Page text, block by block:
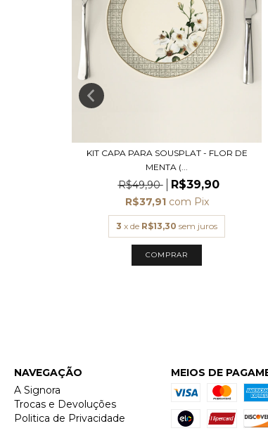
KIT CAPA PARA SOUSPLAT - FLOR DE
MENTA (...
R$49,90 R$39,90
R$37,91 com Pix
3 x de R$13,30 sem juros
NAVEGAÇÃO
A Signora
Trocas e Devoluções
Politica de Privacidade
MEIOS DE